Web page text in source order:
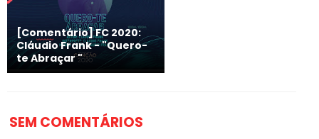
[Comentário] FC 2020:
Cláudio Frank - "Quero-
te Abraçar "
SEM COMENTÁRIOS